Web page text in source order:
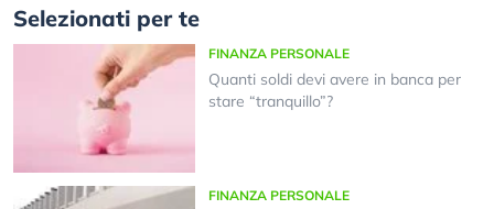
Selezionati per te
FINANZA PERSONALE
Quanti soldi devi avere in banca per
stare “tranquillo”?
FINANZA PERSONALE